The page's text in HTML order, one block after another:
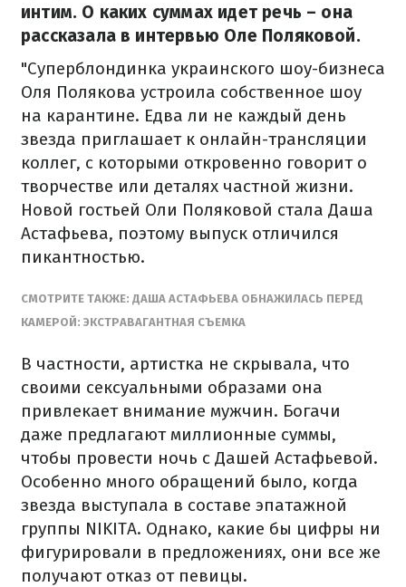
интим. О каких суммах идет речь – она
рассказала в интервью Оле Поляковой.
"Суперблондинка украинского шоу-бизнеса
Оля Полякова устроила собственное шоу
на карантине. Едва ли не каждый день
звезда приглашает к онлайн-трансляции
коллег, с которыми откровенно говорит о
творчестве или деталях частной жизни.
Новой гостьей Оли Поляковой стала Даша
Астафьева, поэтому выпуск отличился
пикантностью.
СМОТРИТЕ ТАКЖЕ: ДАША АСТАФЬЕВА ОБНАЖИЛАСЬ ПЕРЕД
КАМЕРОЙ: ЭКСТРАВАГАНТНАЯ СЪЕМКА
В частности, артистка не скрывала, что
своими сексуальными образами она
привлекает внимание мужчин. Богачи
даже предлагают миллионные суммы,
чтобы провести ночь с Дашей Астафьевой.
Особенно много обращений было, когда
звезда выступала в составе эпатажной
группы NIKITA. Однако, какие бы цифры ни
фигурировали в предложениях, они все же
получают отказ от певицы.